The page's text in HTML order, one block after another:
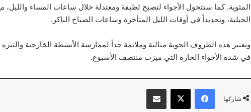
المئوية. كما ستتحول الأجواء لتصبح لطيفة ومعتدلة خلال ساعات المساء
الجبلية، وتحديداً في أوقات الليل المتأخرة وساعات الصباح الباكر.
وتعتبر هذه الظروف الجوية مثالية وملائمة جداً لممارسة الأنشطة الخارجية
في شدة الأجواء الحارة التي ميزت منتصف الأسبوع.
شاركها
فيسبوك ‫X مشاركة عبر البريد